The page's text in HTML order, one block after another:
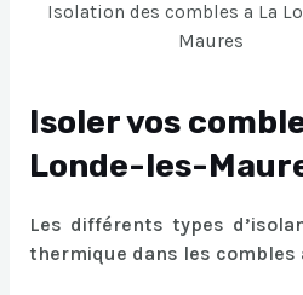
Isolation des combles a La
Maures
Isoler vos
Londe-les-
Les différents types
thermique dans les combles